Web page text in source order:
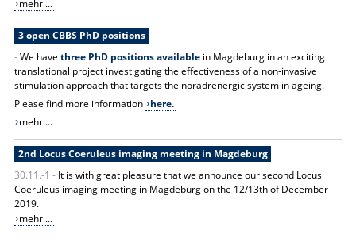
mehr ...
3 open CBBS PhD positions
-We have three PhD positions availablein Magdeburg in an exciting
translational project investigating the effectiveness of a non-invasive
stimulation approach that targets the noradrenergic system in ageing.
Please find more information here.
mehr ...
2nd Locus Coeruleus imaging meeting in Magdeburg
30.11.-1 - It is with great pleasure that we announce our second Locus
Coeruleus imaging meeting in Magdeburg on the 12/13th of December
2019.
mehr ...